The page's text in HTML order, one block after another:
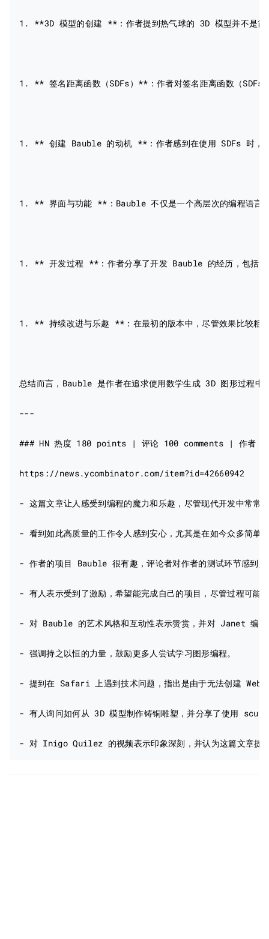
1. **3D 模型的创建 **：作者提到热气球的 3D 模型并不是简
1. ** 签名距离函数（SDFs）**：作者对签名距离函数（SDFs
1. ** 创建 Bauble 的动机 **：作者感到在使用 SDFs 时，
1. ** 界面与功能 **：Bauble 不仅是一个高层次的编程语言，
1. ** 开发过程 **：作者分享了开发 Bauble 的经历，包括使
1. ** 持续改进与乐趣 **：在最初的版本中，尽管效果比较粗
总结而言，Bauble 是作者在追求使用数学生成 3D 图形过程中
---
### HN 热度 180 points | 评论 100 comments | 作者
https://news.ycombinator.com/item?id=42660942
- 这篇文章让人感受到编程的魔力和乐趣，尽管现代开发中常常
- 看到如此高质量的工作令人感到安心，尤其是在如今众多简
- 作者的项目 Bauble 很有趣，评论者对作者的测试环节感到好
- 有人表示受到了激励，希望能完成自己的项目，尽管过程可能
- 对 Bauble 的艺术风格和互动性表示赞赏，并对 Janet 编程
- 强调持之以恒的力量，鼓励更多人尝试学习图形编程。
- 提到在 Safari 上遇到技术问题，指出是由于无法创建
- 有人询问如何从 3D 模型制作铸铜雕塑，并分享了使用